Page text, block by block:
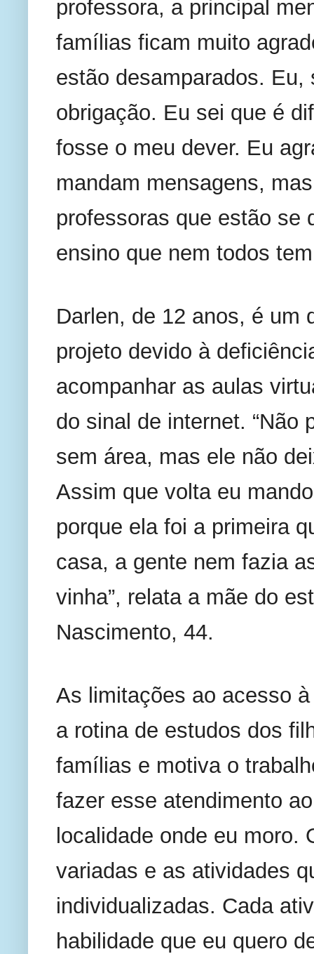
professora, a principal
famílias ficam muito
estão desamparados.
obrigação. Eu sei que é
fosse o meu dever. Eu
mandam mensagens,
professoras que estão se
ensino que nem todos
Darlen, de 12 anos, é um
projeto devido à
acompanhar as aulas
do sinal de internet. “Não
sem área, mas ele não
Assim que volta eu
porque ela foi a primeira
casa, a gente nem fazia
vinha”, relata a mãe do
Nascimento, 44.
As limitações ao acesso
a rotina de estudos dos
famílias e motiva o
fazer esse atendimento
localidade onde eu
variadas e as atividades
individualizadas. Cada
habilidade que eu quero